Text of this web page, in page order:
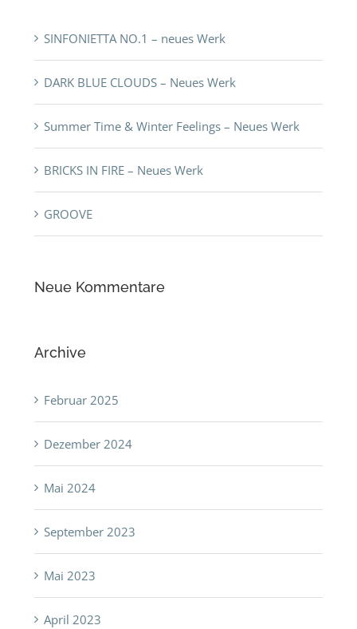
SINFONIETTA NO.1 – neues Werk
DARK BLUE CLOUDS – Neues Werk
Summer Time & Winter Feelings – Neues Werk
BRICKS IN FIRE – Neues Werk
GROOVE
Neue Kommentare
Archive
Februar 2025
Dezember 2024
Mai 2024
September 2023
Mai 2023
April 2023